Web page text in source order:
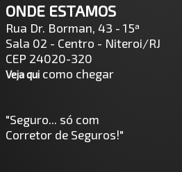
ONDE ESTAMOS
Rua Dr. Borman, 43 - 15ª
Sala 02 - Centro - Niteroi/RJ
CEP 24020-320
Veja qui como chegar
"Seguro... só com
Corretor de Seguros!"